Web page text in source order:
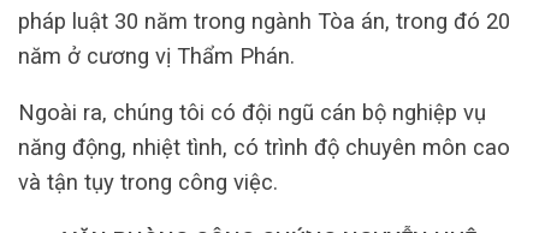
pháp luật 30 năm trong ngành Tòa án, trong đó 20
năm ở cương vị Thẩm Phán.
Ngoài ra, chúng tôi có đội ngũ cán bộ nghiệp vụ
năng động, nhiệt tình, có trình độ chuyên môn cao
và tận tụy trong công việc.